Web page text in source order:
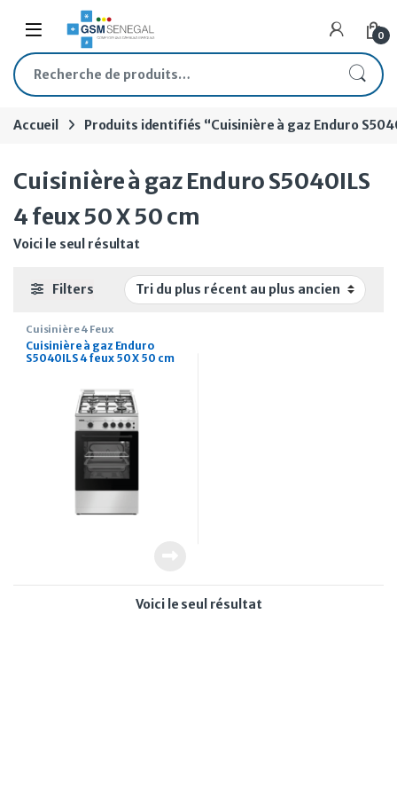
Skip to navigation
Skip to content
Open 0
Recherche pour :
Accueil Produits identifiés “Cuisinière à gaz Enduro
Cuisinière à gaz Enduro S5040ILS
4 feux 50 X 50 cm
Voici le seul résultat
Filters
Cuisinière 4 Feux
Cuisinière à gaz Enduro
S5040ILS 4 feux 50 X 50 cm
Voici le seul résultat